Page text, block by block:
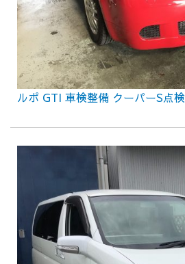
ルポ GTI 車検整備 クーパーS点検